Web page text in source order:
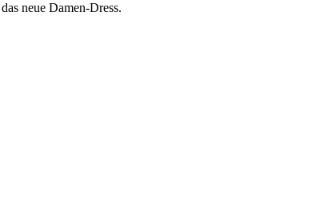
neue Damen-Dress.